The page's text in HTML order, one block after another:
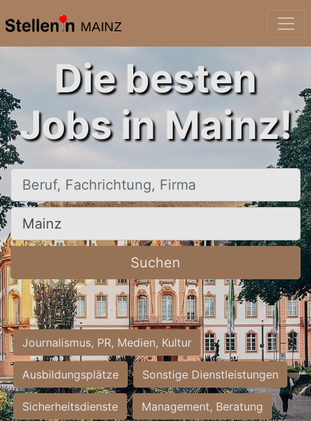
MAINZ
Die besten
Jobs in Mainz!
Beruf, Fachrichtung, Firma
Ort, Stadt
Suchen
Journalismus, PR, Medien, Kultur
Ausbildungsplätze Sonstige Dienstleistungen
Sicherheitsdienste Management, Beratung